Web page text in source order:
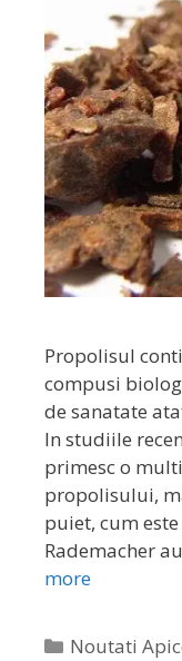
Propolisul
compusi
de sanatate
In studiile
primesc o
propolisului,
puiet, cum
Rademacher
more
Noutati